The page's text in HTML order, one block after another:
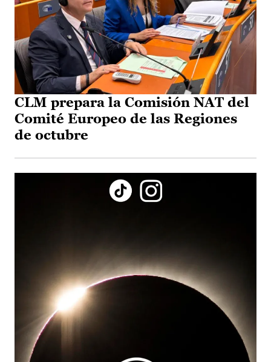
CLM prepara la Comisión NAT del
Comité Europeo de las Regiones
de octubre